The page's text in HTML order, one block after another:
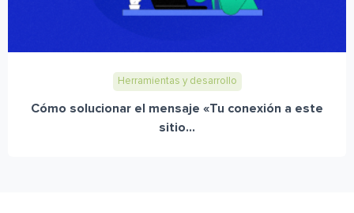
Herramientas y desarrollo
Cómo solucionar el mensaje «Tu conexión a este
sitio...